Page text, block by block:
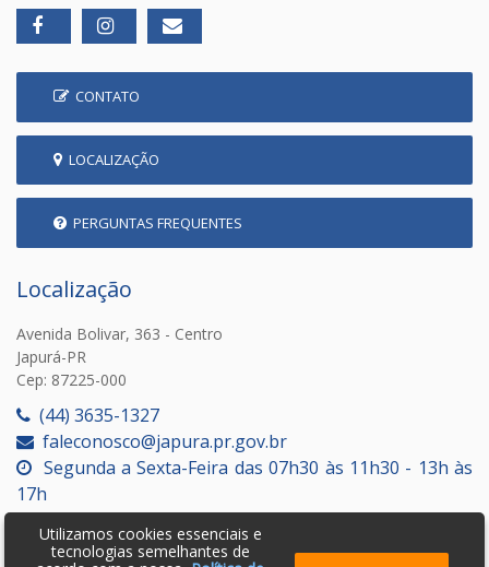
CONTATO
LOCALIZAÇÃO
PERGUNTAS FREQUENTES
Localização
Avenida Bolivar, 363 - Centro
Japurá-PR
Cep: 87225-000
(44) 3635-1327
faleconosco@japura.pr.gov.br
Segunda a Sexta-Feira das 07h30 às 11h30 - 13h às
17h
Utilizamos cookies essenciais e
tecnologias semelhantes de